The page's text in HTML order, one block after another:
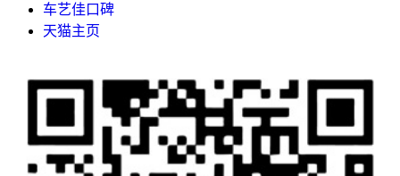
车艺佳口碑
天猫主页